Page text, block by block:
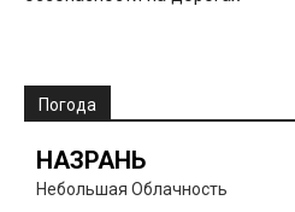
Погода
НАЗРАНЬ
Небольшая Облачность